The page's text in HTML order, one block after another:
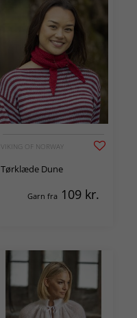
VIKING OF NORWAY
Tørklæde Dune
Garn fra 109 kr.